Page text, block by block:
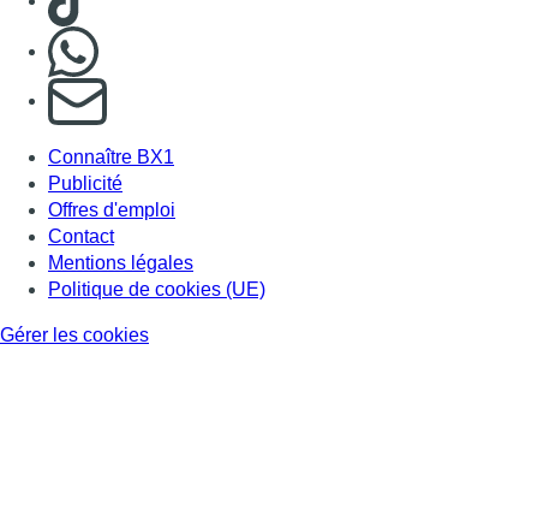
S'abonner à notre newsletter
Connaître BX1
Publicité
Offres d'emploi
Contact
Mentions légales
Politique de cookies (UE)
Gérer les cookies